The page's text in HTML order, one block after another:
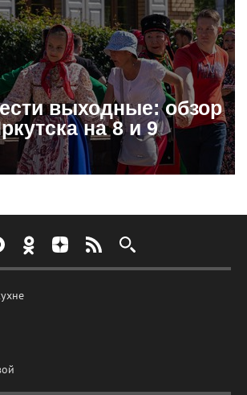
выходные: обзор
на 8 и 9